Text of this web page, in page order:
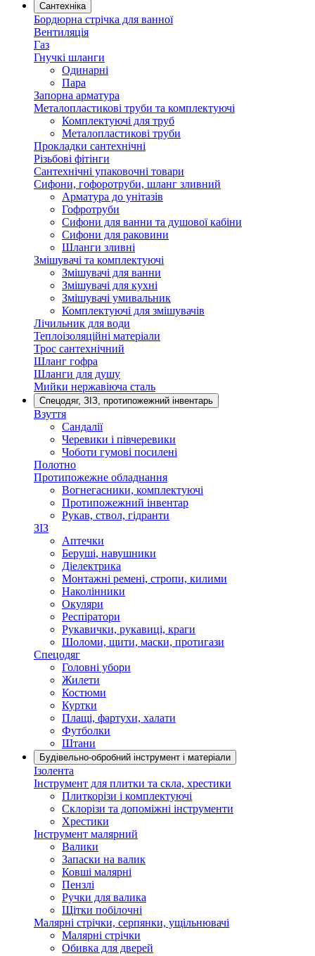
Сантехніка
Бордюрна стрічка для ванної
Вентиляція
Газ
Гнучкі шланги
Одинарні
Пара
Запорна арматура
Металопластикові труби та комплектуючі
Комплектуючі для труб
Металопластикові труби
Прокладки сантехнічні
Різьбові фітінги
Сантехнічні упаковочні товари
Сифони, гофоротруби, шланг зливний
Арматура до унітазів
Гофротруби
Сифони для ванни та душової кабіни
Сифони для раковини
Шланги зливні
Змішувачі та комплектуючі
Змішувачі для ванни
Змішувачі для кухні
Змішувачі умивальник
Комплектуючі для змішувачів
Лічильник для води
Теплоізоляційні матеріали
Трос сантехнічний
Шланг гофра
Шланги для душу
Мийки нержавіюча сталь
Спецодяг, ЗІЗ, протипожежний інвентарь
Взуття
Сандалії
Черевики і півчеревики
Чоботи гумові посилені
Полотно
Протипожежне обладнання
Вогнегасники, комплектуючі
Протипожежний інвентар
Рукав, ствол, гідранти
ЗІЗ
Аптечки
Беруші, навушники
Діелектрика
Монтажні ремені, стропи, килими
Наколінники
Окуляри
Респіратори
Рукавички, рукавиці, краги
Шоломи, щити, маски, протигази
Спецодяг
Головні убори
Жилети
Костюми
Куртки
Плащі, фартухи, халати
Футболки
Штани
Будівельно-обробний інструмент і матеріали
Ізолента
Інструмент для плитки та скла, хрестики
Плиткорізи і комплектуючі
Склорізи та допоміжні інструменти
Хрестики
Інструмент малярний
Валики
Запаски на валик
Ковші малярні
Пензлі
Ручки для валика
Щітки побілочні
Малярні стрічки, серпянки, ущільнювачі
Малярні стрічки
Обивка для дверей